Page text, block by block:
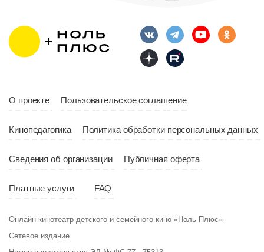
О проекте Пользовательское соглашение
Кинопедагогика Политика обработки персональных данных
Сведения об организации Публичная оферта
Платные услуги FAQ
Онлайн-кинотеатр детского и семейного кино «Ноль Плюс»
Сетевое издание